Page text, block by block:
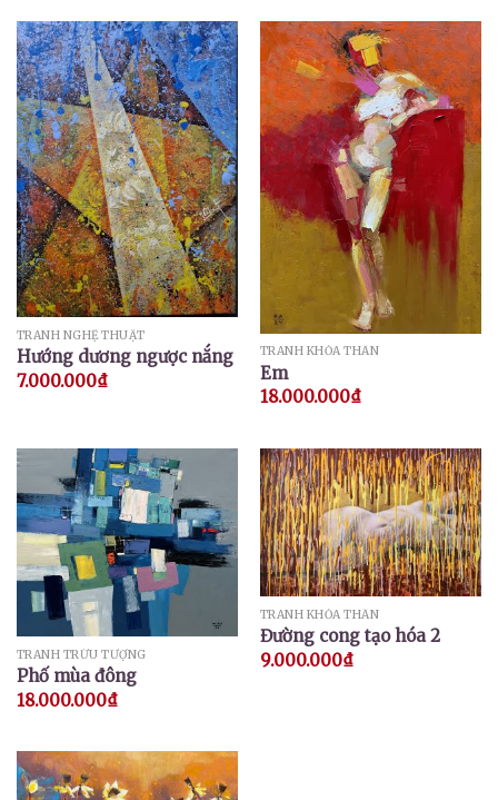
TRANH NGHỆ THUẬT
Hướng dương ngược nắng
7.000.000₫
TRANH KHỎA THÂN
Em
18.000.000₫
TRANH TRỪU TƯỢNG
Phố mùa đông
18.000.000₫
TRANH KHỎA THÂN
Đường cong tạo hóa 2
9.000.000₫